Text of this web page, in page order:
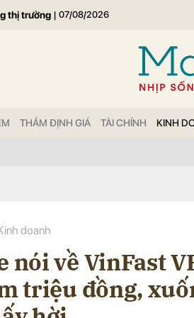
thị trường | 07/08/2026
THẨM ĐỊNH GIÁ TÀI CHÍNH KINH
doanh
nói về VinFast
triệu đồng,
Gửi bình luận